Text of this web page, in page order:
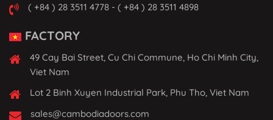
( +84 ) 28 3511 4778 - ( +84 ) 28 3511 4898
FACTORY
49 Cay Bai Street, Cu Chi Commune, Ho Chi Minh City,
Viet Nam
Lot 2 Binh Xuyen Industrial Park, Phu Tho, Viet Nam
sales@cambodiadoors.com